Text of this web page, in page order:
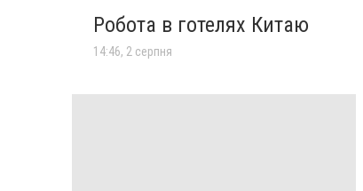
Робота в готелях Китаю
14:46, 2 серпня